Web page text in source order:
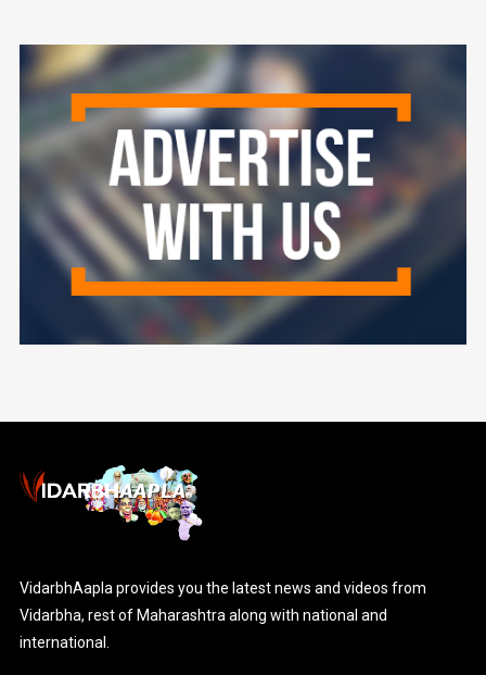
VidarbhAapla provides you the latest news and videos from
Vidarbha, rest of Maharashtra along with national and
international.